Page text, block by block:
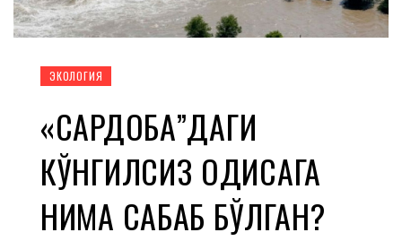
ЭКОЛОГИЯ
«САРДОБА”ДАГИ
КЎНГИЛСИЗ ҲОДИСАГА
НИМА САБАБ БЎЛГАН?